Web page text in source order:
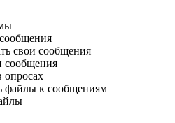
свои сообщения
сообщения
опросах
файлы к сообщениям